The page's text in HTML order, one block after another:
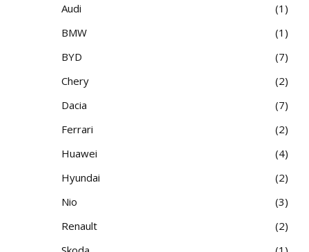
Audi
1
BMW
1
BYD
7
Chery
2
Dacia
7
Ferrari
2
Huawei
4
Hyundai
2
Nio
3
Renault
2